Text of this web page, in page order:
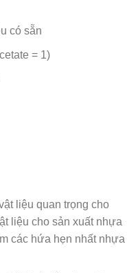
có sẵn
= 1)
liệu quan trọng cho
liệu cho sản xuất nhựa
các hứa hẹn nhất nhựa